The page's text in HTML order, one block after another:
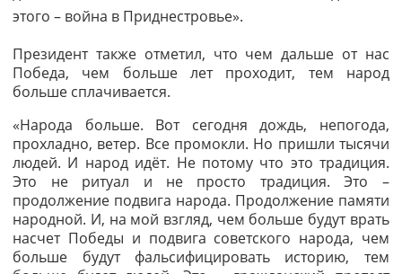
этого – война в Приднестровье».
Президент также отметил, что чем дальше от нас
Победа, чем больше лет проходит, тем народ
больше сплачивается.
«Народа больше. Вот сегодня дождь, непогода,
прохладно, ветер. Все промокли. Но пришли тысячи
людей. И народ идёт. Не потому что это традиция.
Это не ритуал и не просто традиция. Это –
продолжение подвига народа. Продолжение памяти
народной. И, на мой взгляд, чем больше будут врать
насчет Победы и подвига советского народа, чем
больше будут фальсифицировать историю, тем